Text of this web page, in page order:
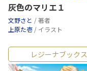
灰色のマリエ１
文野さと / 著者
上原た壱 / イラスト
レジーナブックス